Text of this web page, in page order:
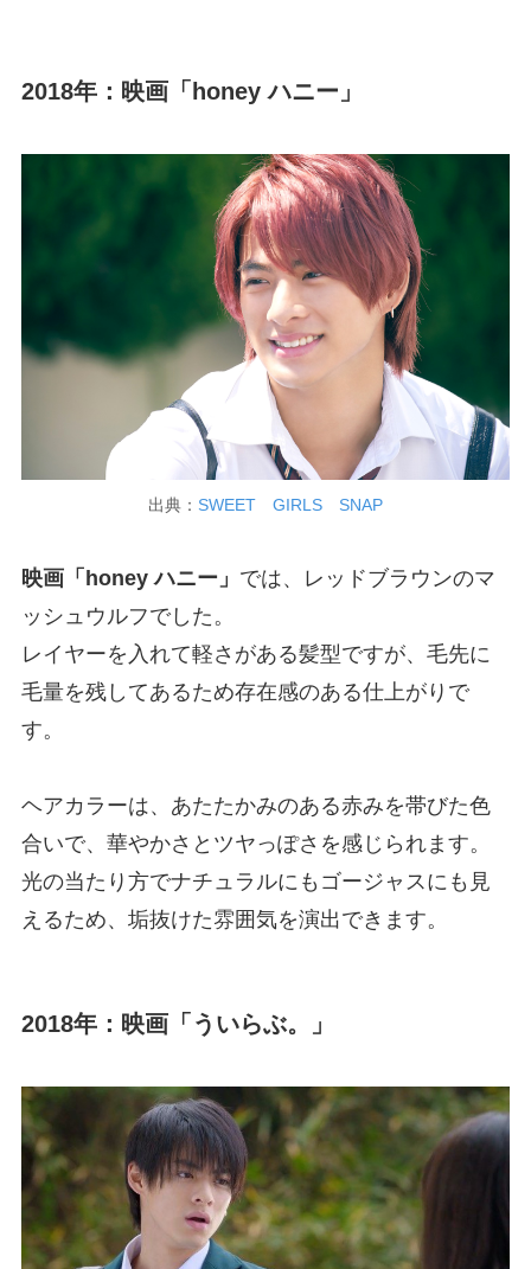
2018年：映画「honey ハニー」
出典： SWEET GIRLS SNAP
映画「honey ハニー」 では、レッドブラウンのマ
ッシュウルフでした。
レイヤーを入れて軽さがある髪型ですが、毛先に
毛量を残してあるため存在感のある仕上がりで
す。
ヘアカラーは、あたたかみのある赤みを帯びた色
合いで、華やかさとツヤっぽさを感じられます。
光の当たり方でナチュラルにもゴージャスにも見
えるため、垢抜けた雰囲気を演出できます。
2018年：映画「ういらぶ。」